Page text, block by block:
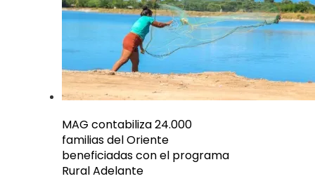
MAG contabiliza 24.000
familias del Oriente
beneficiadas con el programa
Rural Adelante